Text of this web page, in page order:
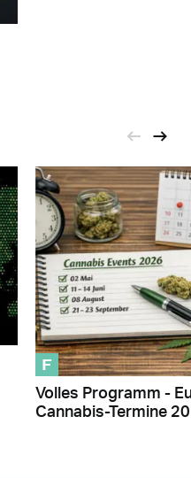
F
Volles Programm -
Cannabis-Termine